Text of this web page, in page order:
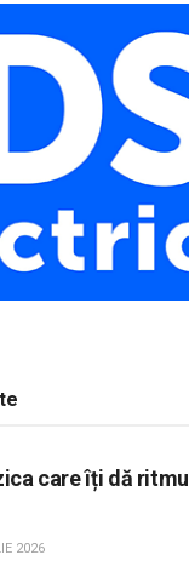
care îți dă ritmul
2026